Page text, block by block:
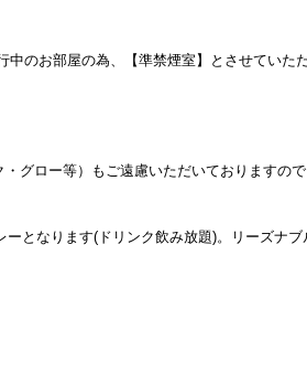
中のお部屋の為、【準禁煙室】とさせていた
グロー等）もご遠慮いただいておりますの
となります(ドリンク飲み放題)。リーズナブ